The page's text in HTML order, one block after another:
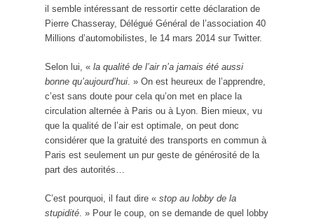
il semble intéressant de ressortir cette déclaration de
Pierre Chasseray, Délégué Général de l’association 40
Millions d’automobilistes, le 14 mars 2014 sur Twitter.
Selon lui, « la qualité de l’air n’a jamais été aussi
bonne qu’aujourd’hui . » On est heureux de l’apprendre,
c’est sans doute pour cela qu’on met en place la
circulation alternée à Paris ou à Lyon. Bien mieux, vu
que la qualité de l’air est optimale, on peut donc
considérer que la gratuité des transports en commun à
Paris est seulement un pur geste de générosité de la
part des autorités…
C’est pourquoi, il faut dire « stop au lobby de la
stupidité . » Pour le coup, on se demande de quel lobby